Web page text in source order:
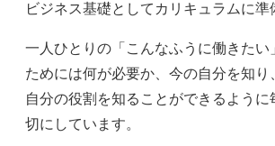
ビジネス基礎としてカリキュラムに準
一人ひとりの「こんなふうに働きたい
ためには何が必要か、今の自分を知り
自分の役割を知ることができるように
切にしています。